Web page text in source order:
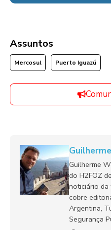
Assuntos
Mercosul Puerto Iguazú
Guilherme
do H2FOZ
noticiário da
cobre
Argentina,
Segurança